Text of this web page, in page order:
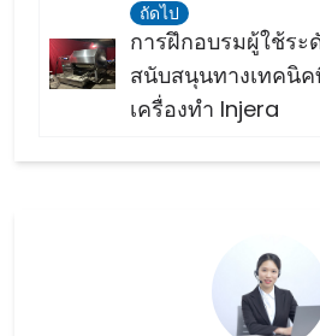
ถัดไป
การฝึกอบรมผู้ใช้ระ
สนับสนุนทางเทคนิ
เครื่องทำ Injera